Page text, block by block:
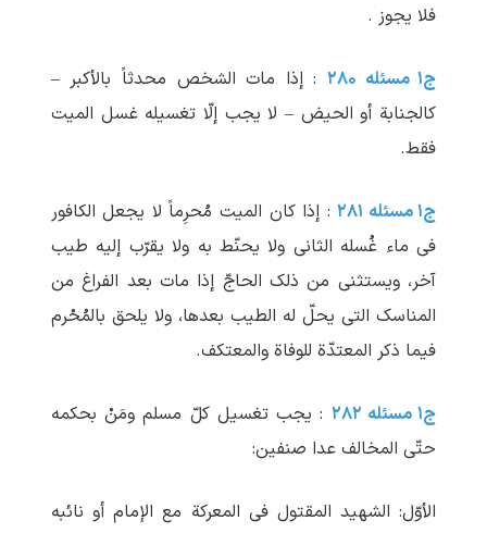
فلا یجوز .
ج۱ مسئله ۲۸۰
: إذا مات الشخص محدثاً بالأکبر –
کالجنابة أو الحیض – لا یجب إلّا تغسیله غسل المیت
فقط.
ج۱ مسئله ۲۸۱
: إذا کان المیت مُحرِماً لا یجعل الکافور
فی ماء غُسله الثانی ولا یحنّط به ولا یقرّب إلیه طیب
آخر، ویستثنی من ذلک الحاجّ إذا مات بعد الفراغ من
المناسک التی یحلّ له الطیب بعدها، ولا یلحق بالمُحْرم
فیما ذکر المعتدّة للوفاة والمعتکف.
ج۱ مسئله ۲۸۲
: یجب تغسیل کلّ مسلم ومَنْ بحکمه
حتّی المخالف عدا صنفین:
الأوّل: الشهید المقتول فی المعرکة مع الإمام أو نائبه